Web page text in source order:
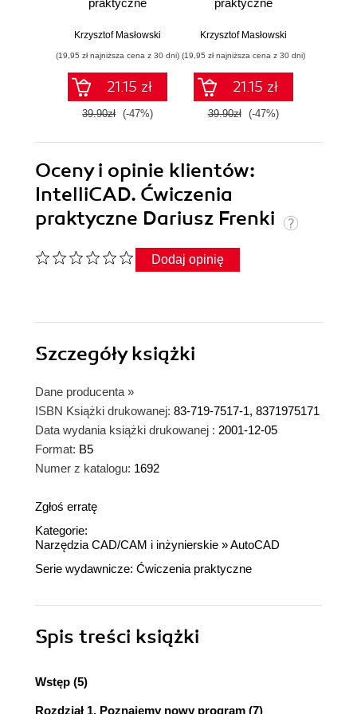
praktyczne
Krzysztof Masłowski
(19,95 zł najniższa cena z 30 dni)
21.15 zł
39.90zł (-47%)
praktyczne
Krzysztof Masłowski
(19,95 zł najniższa cena z 30 dni)
21.15 zł
39.90zł (-47%)
Oceny i opinie klientów:
IntelliCAD. Ćwiczenia
praktyczne Dariusz Frenki
Dodaj opinię
Szczegółyksiążki
Dane producenta »
ISBN Książki drukowanej: 83-719-7517-1, 8371975171
Data wydania książki drukowanej : 2001-12-05
Format: B5
Numer z katalogu: 1692
Zgłoś erratę
Kategorie:
Narzędzia CAD/CAM i inżynierskie »AutoCAD
Serie wydawnicze: Ćwiczenia praktyczne
Spis treści książki
Wstęp (5)
Rozdział 1. Poznajemy nowy program (7)